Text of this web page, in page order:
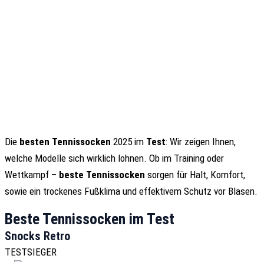
Die besten Tennissocken 2025 im Test: Wir zeigen Ihnen,
welche Modelle sich wirklich lohnen. Ob im Training oder
Wettkampf – beste Tennissocken sorgen für Halt, Komfort,
sowie ein trockenes Fußklima und effektivem Schutz vor Blasen.
Beste Tennissocken im Test
Snocks Retro
TESTSIEGER